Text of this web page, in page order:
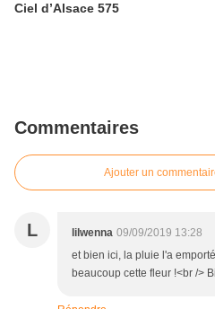
Ciel d’Alsace 575
Commentaires
Ajouter un
L lilwenna 09/09/2019 13:28
et bien ici, la pluie l'a
beaucoup cette fleur !<br />